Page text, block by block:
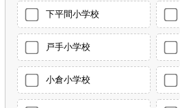
下平間小学校
戸手小学校
小倉小学校